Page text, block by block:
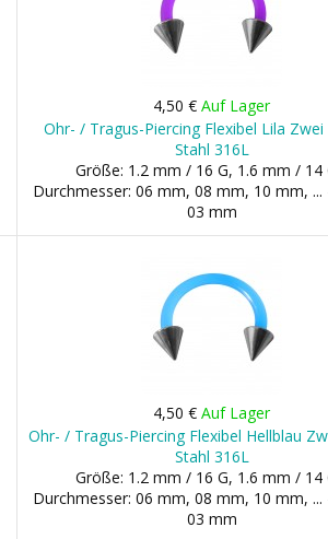
4,50 €Auf Lager
Ohr- / Tragus-Piercing Flexibel Lila Zwei
Stahl 316L
Größe: 1.2 mm / 16 G, 1.6 mm / 14
Durchmesser: 06 mm, 08 mm, 10 mm, ...
03 mm
4,50 €Auf Lager
Ohr- / Tragus-Piercing Flexibel Hellblau
Stahl 316L
Größe: 1.2 mm / 16 G, 1.6 mm / 14
Durchmesser: 06 mm, 08 mm, 10 mm, ...
03 mm